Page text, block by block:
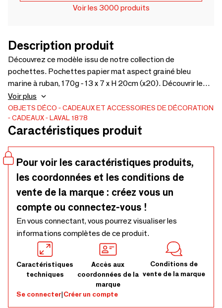
Voir les 3000 produits
Description produit
Découvrez ce modèle issu de notre collection de
pochettes. Pochettes papier mat aspect grainé bleu
marine à ruban, 170g - 13 x 7 x H 20cm (x20). Découvrir le
produit
Voir plus
OBJETS DÉCO
CADEAUX ET ACCESSOIRES DE DÉCORATION
CADEAUX
LAVAL 1878
Caractéristiques produit
Pour voir les caractéristiques produits,
les coordonnées et les conditions de
vente de la marque : créez vous un
compte ou connectez-vous !
En vous connectant, vous pourrez visualiser les
informations complètes de ce produit.
Caractéristiques
techniques
Accès aux
coordonnées de la
marque
Conditions de
vente de la marque
Se connecter|Créer un compte